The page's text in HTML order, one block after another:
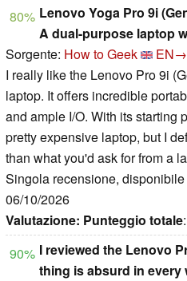
80% Lenovo Yoga Pro 9i
A dual-purpose laptop
Sorgente: How to Geek
I really like the Lenovo Pro 9i
laptop. It offers incredible
and ample I/O. With its starting
pretty expensive laptop, but I
than what you'd ask for from a
Singola recensione,
06/10/2026
Valutazione: Punteggio totale
90% I reviewed the Lenovo
thing is absurd in every